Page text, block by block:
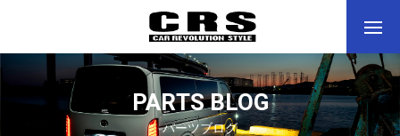
PARTS BLOG
パーツブログ